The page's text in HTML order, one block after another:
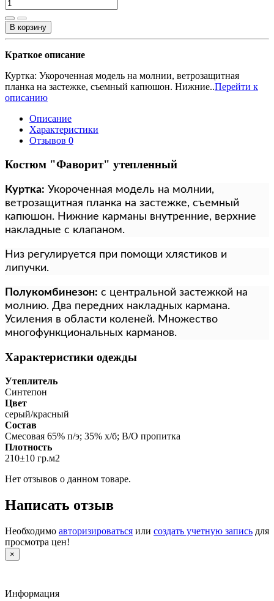
В корзину
Краткое описание
Куртка: Укороченная модель на молнии, ветрозащитная
планка на застежке, съемный капюшон. Нижние..Перейти к
описанию
Описание
Характеристики
Отзывов 0
Костюм "Фаворит" утепленный
Куртка: Укороченная модель на молнии,
ветрозащитная планка на застежке, съемный
капюшон. Нижние карманы внутренние, верхние
накладные с клапаном.
Низ регулируется при помощи хлястиков и
липучки.
Полукомбинезон: с центральной застежкой на
молнию. Два передних накладных кармана.
Усиления в области коленей. Множество
многофункциональных карманов.
Характеристики одежды
Утеплитель
Синтепон
Цвет
серый/красный
Состав
Смесовая 65% п/э; 35% х/б; В/О пропитка
Плотность
210±10 гр.м2
Нет отзывов о данном товаре.
Написать отзыв
Необходимо авторизироваться или создать учетную запись для
просмотра цен!
×
Информация